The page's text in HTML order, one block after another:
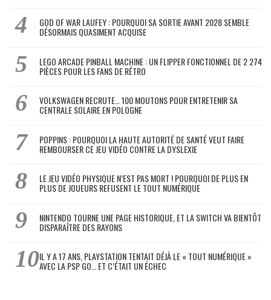
GOD OF WAR LAUFEY : POURQUOI SA SORTIE AVANT 2028 SEMBLE
DÉSORMAIS QUASIMENT ACQUISE
LEGO ARCADE PINBALL MACHINE : UN FLIPPER FONCTIONNEL DE 2 274
PIÈCES POUR LES FANS DE RÉTRO
VOLKSWAGEN RECRUTE… 100 MOUTONS POUR ENTRETENIR SA
CENTRALE SOLAIRE EN POLOGNE
POPPINS : POURQUOI LA HAUTE AUTORITÉ DE SANTÉ VEUT FAIRE
REMBOURSER CE JEU VIDÉO CONTRE LA DYSLEXIE
LE JEU VIDÉO PHYSIQUE N’EST PAS MORT ! POURQUOI DE PLUS EN
PLUS DE JOUEURS REFUSENT LE TOUT NUMÉRIQUE
NINTENDO TOURNE UNE PAGE HISTORIQUE, ET LA SWITCH VA BIENTÔT
DISPARAÎTRE DES RAYONS
IL Y A 17 ANS, PLAYSTATION TENTAIT DÉJÀ LE « TOUT NUMÉRIQUE »
AVEC LA PSP GO… ET C’ÉTAIT UN ÉCHEC